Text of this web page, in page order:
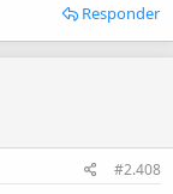
Responder
#2.408